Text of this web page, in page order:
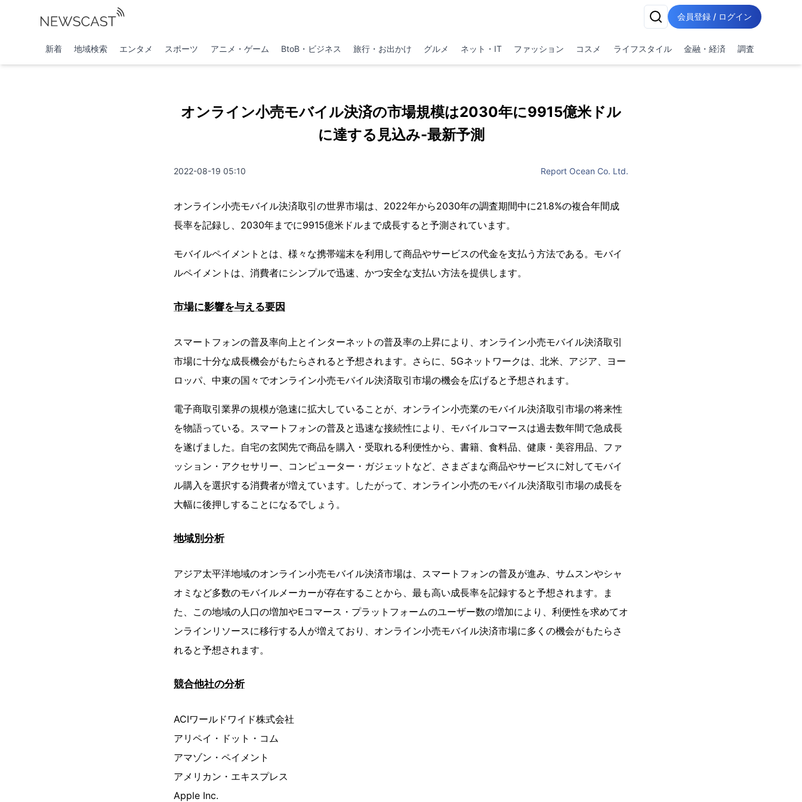
会員登録 / ログイン
新着 地域検索 エンタメ スポーツ アニメ・ゲーム BtoB・ビジネス 旅行・お出かけ グルメ ネット・IT ファッション コスメ ライフスタイル 金融・経済 調査
オンライン小売モバイル決済の市場規模は2030年に9915億米ドル
に達する見込み-最新予測
2022-08-19 05:10 Report Ocean Co. Ltd.
オンライン小売モバイル決済取引の世界市場は、2022年から2030年の調査期間中に21.8%の複合年間成
長率を記録し、2030年までに9915億米ドルまで成長すると予測されています。
モバイルペイメントとは、様々な携帯端末を利用して商品やサービスの代金を支払う方法である。モバイ
ルペイメントは、消費者にシンプルで迅速、かつ安全な支払い方法を提供します。
市場に影響を与える要因
スマートフォンの普及率向上とインターネットの普及率の上昇により、オンライン小売モバイル決済取引
市場に十分な成長機会がもたらされると予想されます。さらに、5Gネットワークは、北米、アジア、ヨー
ロッパ、中東の国々でオンライン小売モバイル決済取引市場の機会を広げると予想されます。
電子商取引業界の規模が急速に拡大していることが、オンライン小売業のモバイル決済取引市場の将来性
を物語っている。スマートフォンの普及と迅速な接続性により、モバイルコマースは過去数年間で急成長
を遂げました。自宅の玄関先で商品を購入・受取れる利便性から、書籍、食料品、健康・美容用品、ファ
ッション・アクセサリー、コンピューター・ガジェットなど、さまざまな商品やサービスに対してモバイ
ル購入を選択する消費者が増えています。したがって、オンライン小売のモバイル決済取引市場の成長を
大幅に後押しすることになるでしょう。
地域別分析
アジア太平洋地域のオンライン小売モバイル決済市場は、スマートフォンの普及が進み、サムスンやシャ
オミなど多数のモバイルメーカーが存在することから、最も高い成長率を記録すると予想されます。ま
た、この地域の人口の増加やEコマース・プラットフォームのユーザー数の増加により、利便性を求めてオ
ンラインリソースに移行する人が増えており、オンライン小売モバイル決済市場に多くの機会がもたらさ
れると予想されます。
競合他社の分析
ACIワールドワイド株式会社
アリペイ・ドット・コム
アマゾン・ペイメント
アメリカン・エキスプレス
Apple Inc.